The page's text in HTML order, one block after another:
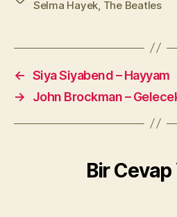
Selma Hayek The Beatles
← Siya Siyabend – Hayyam
→
John Brockman –
Bir Cevap